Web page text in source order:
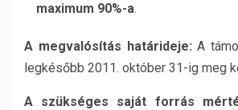
maximum 90%-a.
A megvalósítás határideje: A
legkésőbb 2011. október 31-ig meg
A szükséges saját forrás